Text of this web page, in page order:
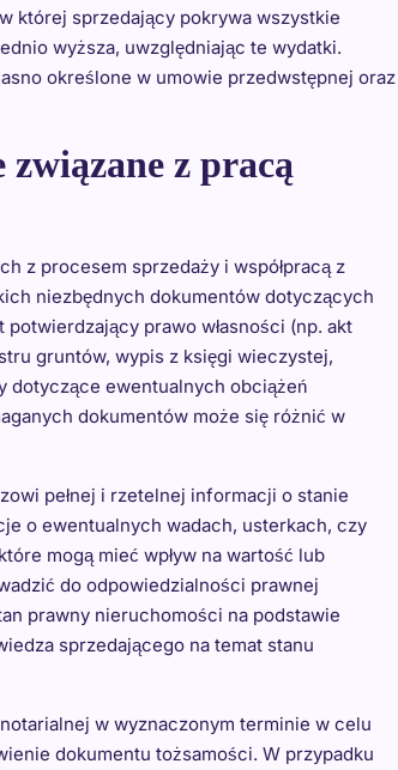
której sprzedający pokrywa wszystkie
wyższa, uwzględniając te wydatki.
określone w umowie przedwstępnej oraz
z pracą
z procesem sprzedaży i współpracą z
niezbędnych dokumentów dotyczących
prawo własności (np. akt
gruntów, wypis z księgi wieczystej,
dotyczące ewentualnych obciążeń
dokumentów może się różnić w
pełnej i rzetelnej informacji o stanie
o ewentualnych wadach, usterkach, czy
mogą mieć wpływ na wartość lub
do odpowiedzialności prawnej
prawny nieruchomości na podstawie
sprzedającego na temat stanu
w wyznaczonym terminie w celu
dokumentu tożsamości. W przypadku